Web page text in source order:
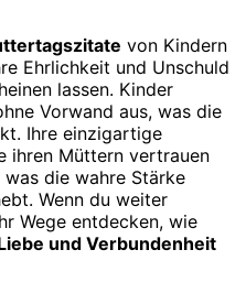
von Kindern
Ehrlichkeit und Unschuld
lassen. Kinder
Vorwand aus, was die
Ihre einzigartige
ihren Müttern vertrauen
die wahre Stärke
Wenn du weiter
Wege entdecken, wie
und Verbundenheit